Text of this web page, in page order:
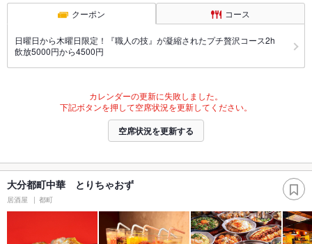
クーポン コース
日曜日から木曜日限定！『職人の技』が凝縮されたプチ贅沢コース2h
飲放5000円から4500円
カレンダーの更新に失敗しました。
下記ボタンを押して空席状況を更新してください。
空席状況を更新する
大分都町中華 とりちゃおず
居酒屋 都町